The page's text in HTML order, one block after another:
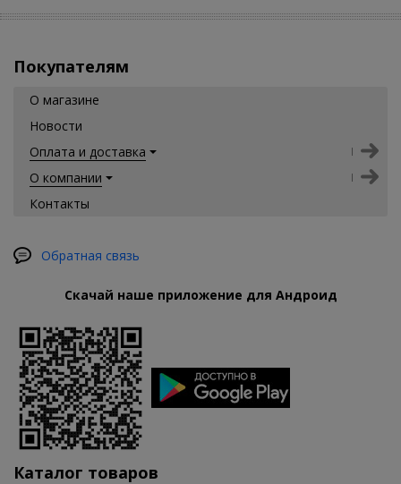
Покупателям
О магазине
Новости
Оплата и доставка
О компании
Контакты
Обратная связь
Скачай наше приложение для Андроид
Каталог товаров